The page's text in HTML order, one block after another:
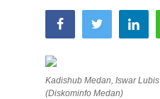
Total Sports
Contact
Pedoman Media Siber
Kadishub Medan, Iswar
(Diskominfo Medan)